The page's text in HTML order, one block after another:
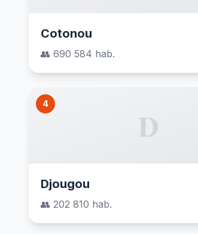
Cotonou
👥 690 584 hab.
4
D
Djougou
👥 202 810 hab.